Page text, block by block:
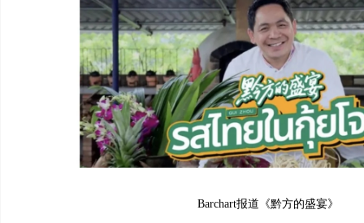
Barchart报道《黔方的盛宴》